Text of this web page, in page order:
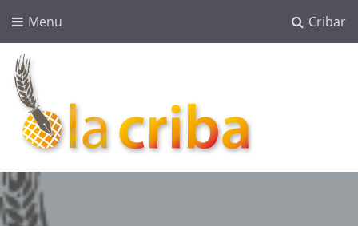
Cribar
Menu
lacriba.net
blog agroalimentario